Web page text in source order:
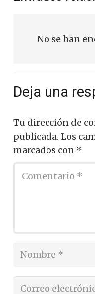
No se han
Deja una
Tu dirección de
publicada. Los
marcados con *